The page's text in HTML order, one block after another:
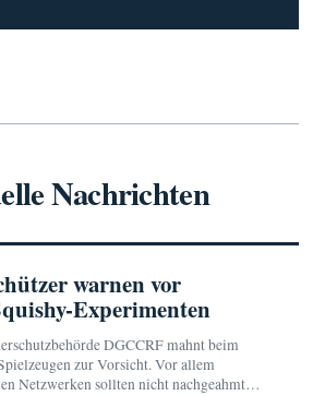
Nachrichten
warnen vor
Experimenten
DGCCRF mahnt beim
zur Vorsicht. Vor allem
Netzwerken sollten nicht nachgeahmt